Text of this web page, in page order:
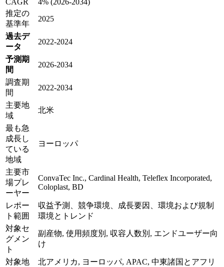
推定の
基準年
2025
過去デ
ータ
2022-2024
予測期
間
2026-2034
調査期
間
2022-2034
主要地
域
北米
最も急
成長し
ている
地域
ヨーロッパ
主要市
場プレ
ーヤー
ConvaTec Inc., Cardinal Health, Teleflex Incorporated,
Coloplast, BD
レポー
ト範囲
収益予測、競争環境、成長要因、環境および規制
環境とトレンド
対象セ
グメン
ト
副産物, 使用頻度別, 収容人数別, エンドユーザー向
け
対象地
北アメリカ, ヨーロッパ, APAC, 中東諸国とアフリ